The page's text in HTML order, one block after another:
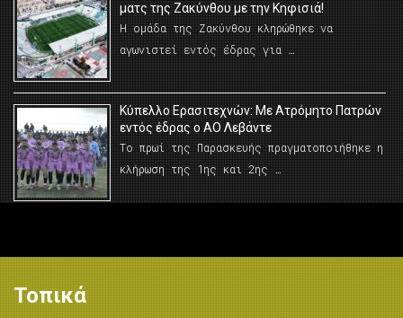
ματς της Ζακύνθου με την Κηφισιά!
Η ομάδα της Ζακύνθου κληρώθηκε να
αγωνιστεί εντός έδρας για …
Κύπελλο Ερασιτεχνών: Με Ατρόμητο Πατρών
εντός έδρας ο ΑΟ Λεβάντε
Το πρωί της Παρασκευής πραγματοποιήθηκε η
κλήρωση της 1ης και 2ης …
Τοπικά